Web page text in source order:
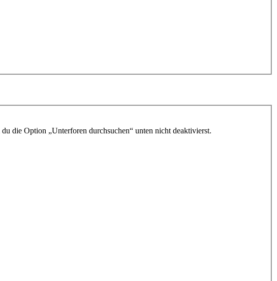
die Option „Unterforen durchsuchen“ unten nicht deaktivierst.